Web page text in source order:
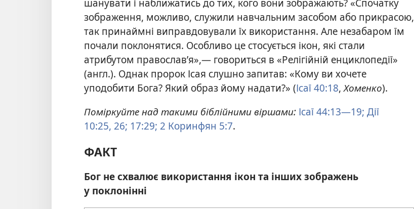
зображення, можливо, служили навчальним засобом або прикрасою,
так принаймні виправдовували їх використання. Але незабаром їм
почали поклонятися. Особливо це стосується ікон, які стали
атрибутом православ’я»,— говориться в «Релігійній енциклопедії»
(англ.). Однак пророк Ісая слушно запитав: «Кому ви хочете
уподобити Бога? Який образ йому надати?» (Ісаї 40:18,Хоменко).
Поміркуйте над такими біблійними віршами: Ісаї 44:13—19; Дії
10:25, 26; 17:29; 2 Коринфян 5:7.
ФАКТ
Бог не схвалює використання ікон та інших зображень
у поклонінні